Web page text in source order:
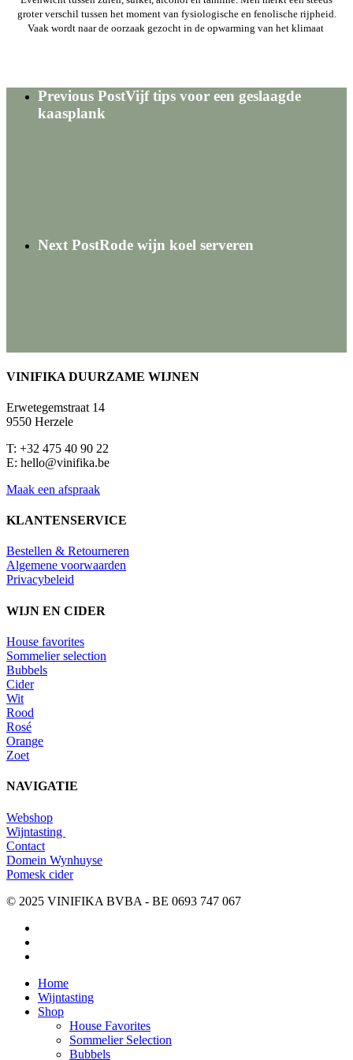
groter verschil tussen het moment van fysiologische en fenolische rijpheid.
Vaak wordt naar de oorzaak gezocht in de opwarming van het klimaat
Previous PostVijf tips voor een geslaagde
kaasplank
Next PostRode wijn koel serveren
VINIFIKA DUURZAME WIJNEN
Erwetegemstraat 14
9550 Herzele
T: +32 475 40 90 22
E: hello@vinifika.be
Maak een afspraak
KLANTENSERVICE
Bestellen & Retourneren
Algemene voorwaarden
Privacybeleid
WIJN EN CIDER
House favorites
Sommelier selection
Bubbels
Cider
Wit
Rood
Rosé
Orange
Zoet
NAVIGATIE
Webshop
Wijntasting
Contact
Domein Wynhuyse
Pomesk cider
© 2025 VINIFIKA BVBA - BE 0693 747 067
Close
Menu
Home
Wijntasting
Shop
House Favorites
Sommelier Selection
Bubbels